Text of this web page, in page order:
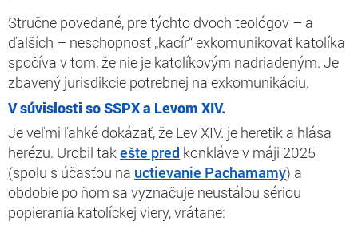
Stručne povedané, pre týchto dvoch teológov – a
ďalších – neschopnosť „kacír“ exkomunikovať katolíka
spočíva v tom, že nie je katolíkovým nadriadeným. Je
zbavený jurisdikcie potrebnej na exkomunikáciu.
V súvislosti so SSPX a Levom XIV.
Je veľmi ľahké dokázať, že Lev XIV. je heretik a hlása
herézu. Urobil takešte pred konkláve v máji 2025
(spolu s účasťou na uctievanie Pachamamy) a
obdobie po ňom sa vyznačuje neustálou sériou
popierania katolíckej viery, vrátane: